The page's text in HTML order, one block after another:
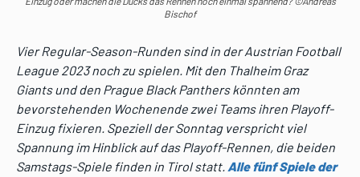
Bischof
Vier Regular-Season-Runden sind in der Austrian Football
League 2023 noch zu spielen. Mit den Thalheim Graz
Giants und den Prague Black Panthers könnten am
bevorstehenden Wochenende zwei Teams ihren Playoff-
Einzug fixieren. Speziell der Sonntag verspricht viel
Spannung im Hinblick auf das Playoff-Rennen, die beiden
Samstags-Spiele finden in Tirol statt. Alle fünf Spiele der